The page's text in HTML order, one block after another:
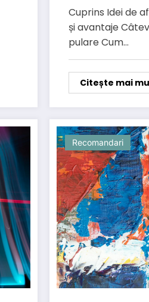
Cuprins Idei de
și avantaje
pulare Cum…
Citește mai
Recomandari